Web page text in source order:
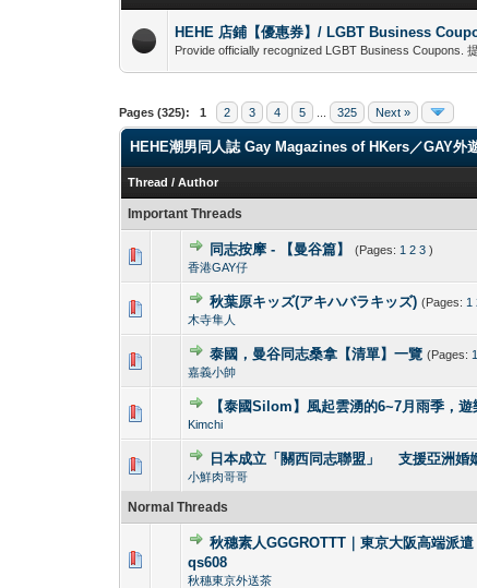
HEHE 店鋪【優惠券】/ LGBT Business
Provide officially recognized LGBT Business Coupons.
Pages (325): 1 2 3 4 5 325 Next »
HEHE潮男同人誌 Gay Magazines of HKers／GAY外
Thread /Author
Important Threads
同志按摩 - 【曼谷篇】 (Pages: 1 2 3 )
香港GAY仔
0 Vote(s) - 0 out
秋葉原キッズ(アキハバラキッズ) (Pages: 1
木寺隼人
0 Vote(s) - 0 out
泰國，曼谷同志桑拿【清單】一覽 (Pages: 1
嘉義小帥
0 Vote(s) - 0 out
【泰國Silom】風起雲湧的6~7月雨季，遊
Kimchi
0 Vote(s) - 0 out
日本成立「關西同志聯盟」 支援亞洲婚
小鮮肉哥哥
0 Vote(s) - 0
Normal Threads
秋穗素人GGGROTTT｜東京大阪高端派
qs608
秋穗東京外送茶